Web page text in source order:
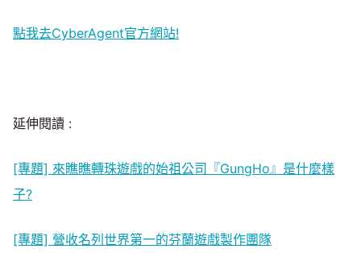
點我去CyberAgent官方網站!
延伸閱讀 :
[專題] 來瞧瞧轉珠遊戲的始祖公司『GungHo』是什麼樣
子?
[專題] 營收名列世界第一的芬蘭遊戲製作團隊